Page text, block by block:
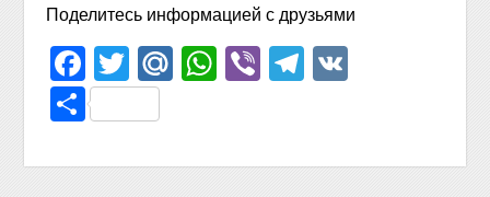
Поделитесь информацией с друзьями
Facebook
TwitterMail.Ru
WhatsApp
ViberTelegram
Отправить